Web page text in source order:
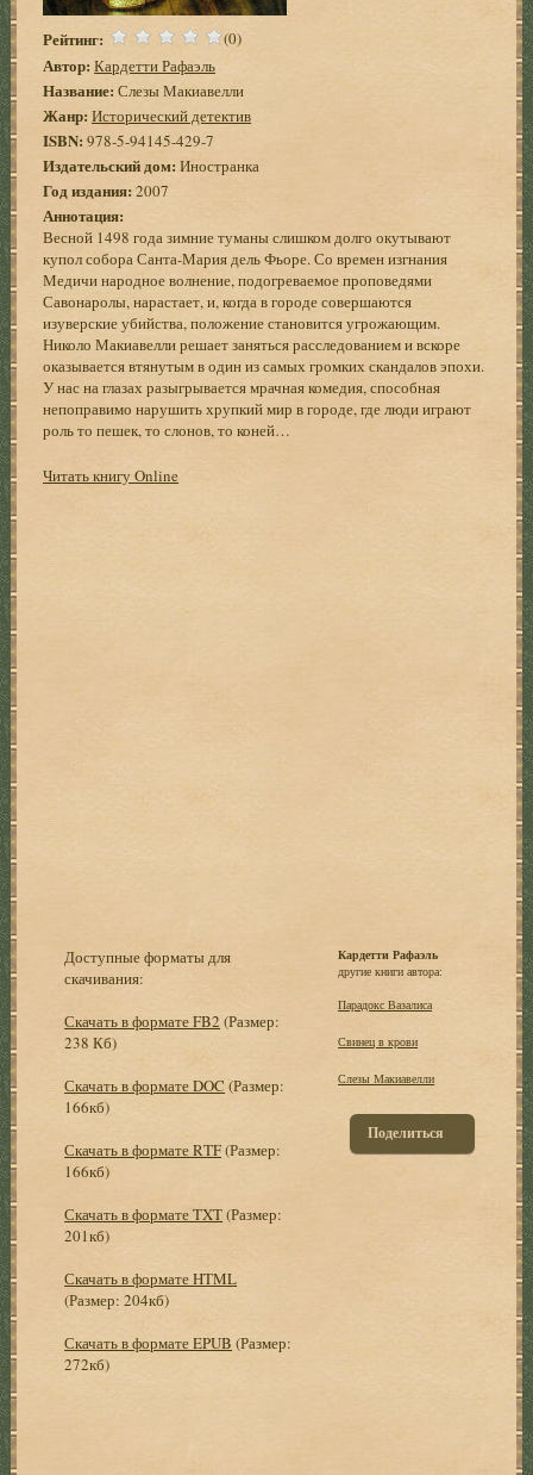
Рейтинг: (0)
Автор: Кардетти Рафаэль
Название: Слезы Макиавелли
Жанр: Исторический детектив
ISBN: 978-5-94145-429-7
Издательский дом: Иностранка
Год издания:2007
Аннотация:
Весной 1498 года зимние туманы слишком долго окутывают
купол собора Санта-Мария дель Фьоре. Со времен изгнания
Медичи народное волнение, подогреваемое проповедями
Савонаролы, нарастает, и, когда в городе совершаются
изуверские убийства, положение становится угрожающим.
Николо Макиавелли решает заняться расследованием и вскоре
оказывается втянутым в один из самых громких скандалов эпохи.
У нас на глазах разыгрывается мрачная комедия, способная
непоправимо нарушить хрупкий мир в городе, где люди играют
роль то пешек, то слонов, то коней…
Читать книгу Online
Доступные форматы для
скачивания:
Скачать в формате FB2 (Размер:
238 Кб)
Скачать в формате DOC (Размер:
166кб)
Скачать в формате RTF(Размер:
166кб)
Скачать в формате TXT(Размер:
201кб)
Скачать в формате HTML
(Размер: 204кб)
Скачать в формате EPUB (Размер:
272кб)
Кардетти Рафаэль
другие книги автора:
Парадокс Вазалиса
Свинец в крови
Слезы Макиавелли
Поделиться